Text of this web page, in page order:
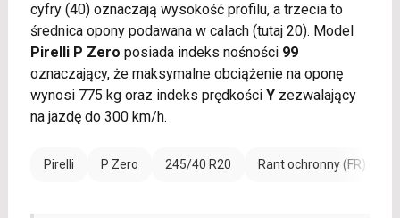
cyfry (40) oznaczają wysokość profilu, a trzecia to
średnica opony podawana w calach (tutaj 20). Model
Pirelli P Zero posiada indeks nośności 99
oznaczający, że maksymalne obciążenie na oponę
wynosi 775 kg oraz indeks prędkości Yzezwalający
na jazdę do 300 km/h.
Pirelli P Zero 245/40 R20 Rant ochronny (FR)